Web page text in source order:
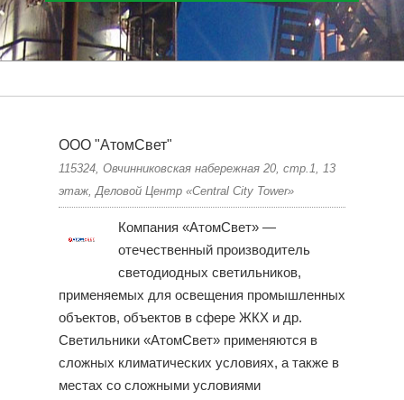
ООО "АтомСвет"
115324, Овчинниковская набережная 20, стр.1, 13
этаж, Деловой Центр «Central City Tower»
Компания «АтомСвет» —
отечественный производитель
светодиодных светильников,
применяемых для освещения промышленных
объектов, объектов в сфере ЖКХ и др.
Светильники «АтомСвет» применяются в
сложных климатических условиях, а также в
местах со сложными условиями